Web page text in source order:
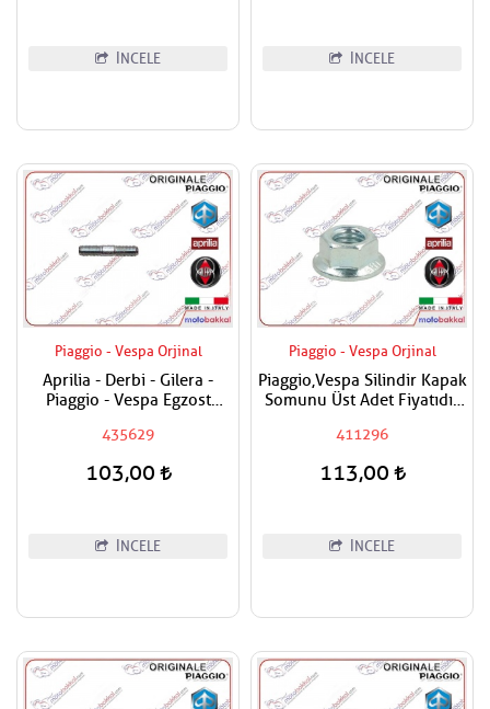
İNCELE İNCELE
Piaggio - Vespa Orjinal
Aprilia - Derbi - Gilera -
Piaggio - Vespa Egzost
Fiyatıdır
435629
103,00
İNCELE
Piaggio - Vespa Orjinal
Piaggio,Vespa Silindir Kapak
Somunu Üst Adet Fiyatıdır
411296
113,00
İNCELE